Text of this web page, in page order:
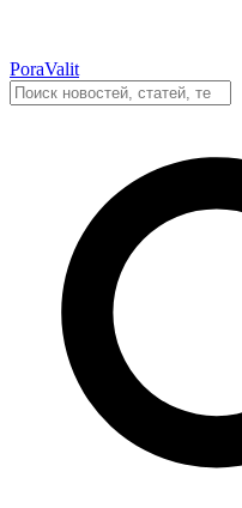
PoraValit